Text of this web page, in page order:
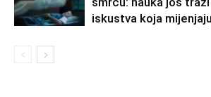
iskustva koja